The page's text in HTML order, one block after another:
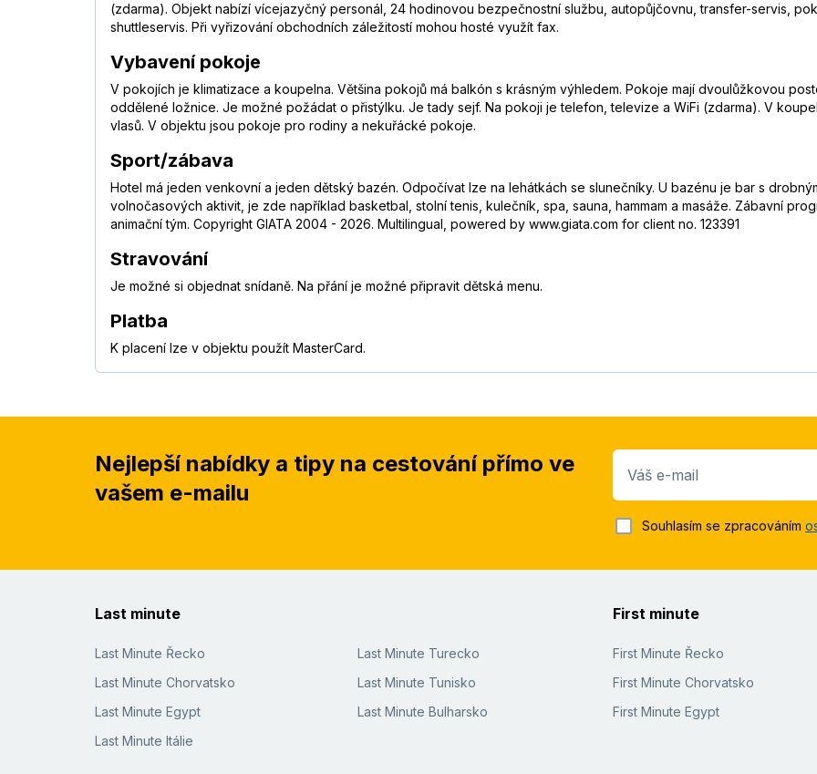
(zdarma). Objekt nabízí vícejazyčný personál, 24 hodinovou bezpečnostní službu, autopůjčovnu, transfer-servis,
shuttleservis. Při vyřizování obchodních záležitostí mohou hosté využít fax.
Vybavení pokoje
V pokojích je klimatizace a koupelna. Většina pokojů má balkón s krásným výhledem. Pokoje mají dvoulůžkovou
oddělené ložnice. Je možné požádat o přistýlku. Je tady sejf. Na pokoji je telefon, televize a WiFi (zdarma). V
vlasů. V objektu jsou pokoje pro rodiny a nekuřácké pokoje.
Sport/zábava
Hotel má jeden venkovní a jeden dětský bazén. Odpočívat lze na lehátkách se slunečníky. U bazénu je bar s
volnočasových aktivit, je zde například basketbal, stolní tenis, kulečník, spa, sauna, hammam a masáže. Zábavní
animační tým. Copyright GIATA 2004 - 2026. Multilingual, powered by www.giata.com for client no. 123391
Stravování
Je možné si objednat snídaně. Na přání je možné připravit dětská menu.
Platba
K placení lze v objektu použít MasterCard.
Nejlepší nabídky a tipy na cestování přímo ve
vašem e-mailu
Váš e-mail
Souhlasím se zpracováním
Last minute
Last Minute Řecko
Last Minute Chorvatsko
Last Minute Egypt
Last Minute Itálie
Last Minute Turecko
Last Minute Tunisko
Last Minute Bulharsko
First minute
First Minute Řecko
First Minute Chorvatsko
First Minute Egypt